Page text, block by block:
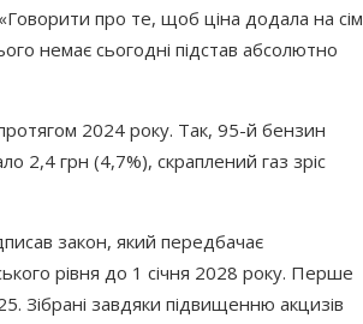
«Говорити про те, щоб ціна додала на сім
немає сьогодні підстав абсолютно
2024 року. Так, 95-й бензин
2,4 грн (4,7%), скраплений газ зріс
закон, який передбачає
рівня до 1 січня 2028 року. Перше
Зібрані завдяки підвищенню акцизів